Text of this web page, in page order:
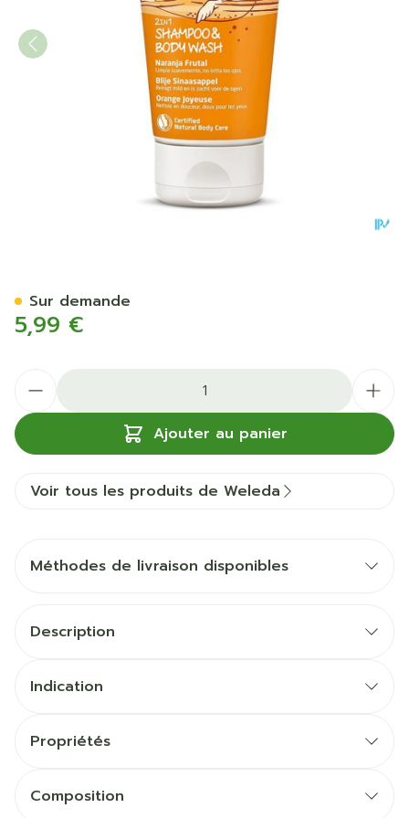
5,99 €
Ajouter au panier
Sur demande
Voir tous les produits de Weleda
Méthodes de livraison disponibles
Description
Indication
Propriétés
Composition